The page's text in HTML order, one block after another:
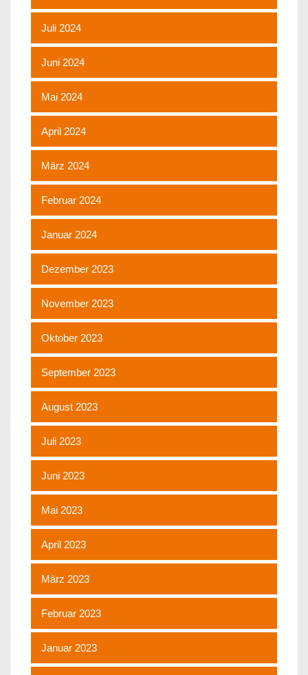
Juli 2024
Juni 2024
Mai 2024
April 2024
März 2024
Februar 2024
Januar 2024
Dezember 2023
November 2023
Oktober 2023
September 2023
August 2023
Juli 2023
Juni 2023
Mai 2023
April 2023
März 2023
Februar 2023
Januar 2023